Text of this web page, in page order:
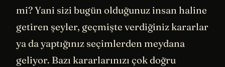
mi? Yani sizi bugün olduğunuz insan haline
getiren şeyler, geçmişte verdiğiniz kararlar
ya da yaptığınız seçimlerden meydana
geliyor. Bazı kararlarınızı çok doğru